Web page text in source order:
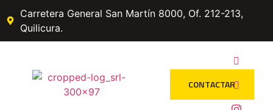
Carretera General San Martín 8000, Of. 212-213,
Quilicura.
CONTACTAR